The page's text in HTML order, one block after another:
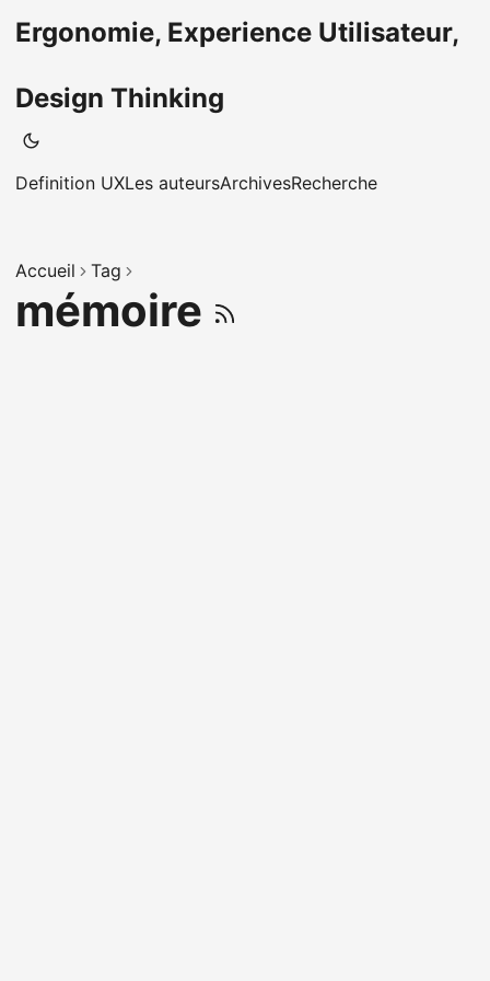
Ergonomie, Experience Utilisateur,
Design Thinking
Definition UXLes auteursArchivesRecherche
Accueil Tag
mémoire